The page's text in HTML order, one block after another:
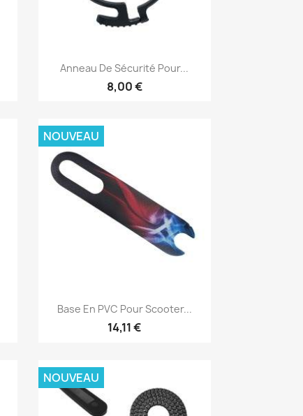
Aperçu rapide
Anneau De Sécurité Pour...
8,00 €
Aperçu rapide
Base En PVC Pour Scooter...
14,11 €
NOUVEAU
NOUVEAU